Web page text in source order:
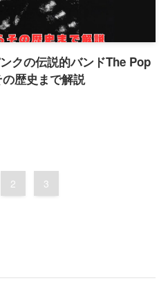
クの伝説的バンドThe Pop
歴史まで解説
2 3